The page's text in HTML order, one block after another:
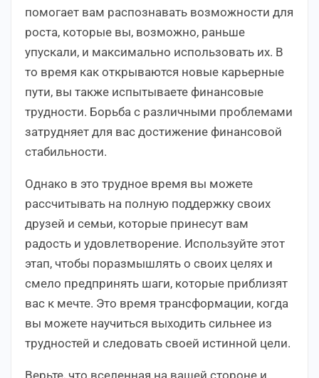
помогает вам распознавать возможности для
роста, которые вы, возможно, раньше
упускали, и максимально использовать их. В
то время как открываются новые карьерные
пути, вы также испытываете финансовые
трудности. Борьба с различными проблемами
затрудняет для вас достижение финансовой
стабильности.
Однако в это трудное время вы можете
рассчитывать на полную поддержку своих
друзей и семьи, которые принесут вам
радость и удовлетворение. Используйте этот
этап, чтобы поразмышлять о своих целях и
смело предпринять шаги, которые приблизят
вас к мечте. Это время трансформации, когда
вы можете научиться выходить сильнее из
трудностей и следовать своей истинной цели.
Верьте, что вселенная на вашей стороне и